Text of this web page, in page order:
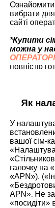
вибрати
сайті
*Купити
можна у
повністю
Як
У
вашої сім-
галочку на
«APN»).
APN». Не
«посидіти»